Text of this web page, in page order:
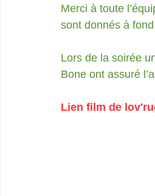
Merci à toute
sont donnés à fond
Lors de la soirée
Bone ont assuré
Lien film de